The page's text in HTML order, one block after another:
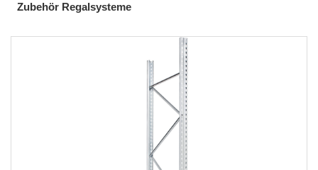
Zubehör Regalsysteme